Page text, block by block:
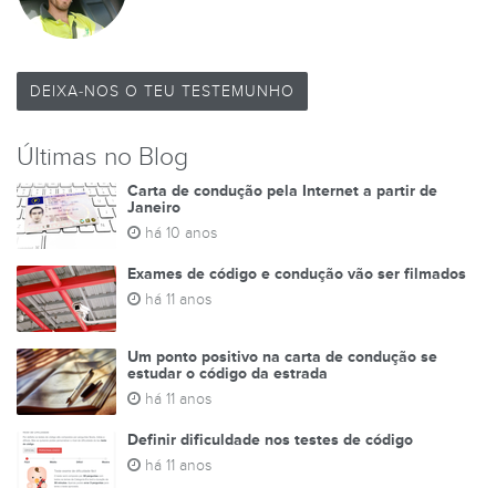
DEIXA-NOS O TEU TESTEMUNHO
Últimas no Blog
Carta de condução pela Internet a partir de
Janeiro
há 10 anos
Exames de código e condução vão ser filmados
há 11 anos
Um ponto positivo na carta de condução se
estudar o código da estrada
há 11 anos
Definir dificuldade nos testes de código
há 11 anos